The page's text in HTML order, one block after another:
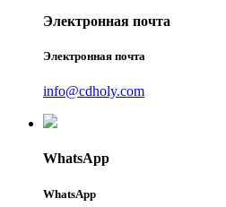
Электронная почта
Электронная почта
info@cdholy.com
WhatsApp
WhatsApp